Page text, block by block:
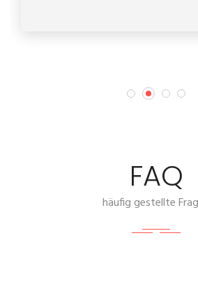
FAQ
häufig gestellte